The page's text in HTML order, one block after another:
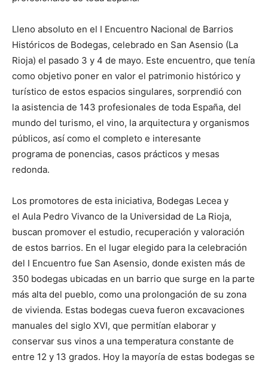
Lleno absoluto en el I Encuentro Nacional de Barrios
Históricos de Bodegas, celebrado en San Asensio (La
Rioja) el pasado 3 y 4 de mayo. Este encuentro, que tenía
como objetivo poner en valor el patrimonio histórico y
turístico de estos espacios singulares, sorprendió con
la asistencia de 143 profesionales de toda España, del
mundo del turismo, el vino, la arquitectura y organismos
públicos, así como el completo e interesante
programa de ponencias, casos prácticos y mesas
redonda.
Los promotores de esta iniciativa, Bodegas Lecea y
el Aula Pedro Vivanco de la Universidad de La Rioja,
buscan promover el estudio, recuperación y valoración
de estos barrios. En el lugar elegido para la celebración
del I Encuentro fue San Asensio, donde existen más de
350 bodegas ubicadas en un barrio que surge en la parte
más alta del pueblo, como una prolongación de su zona
de vivienda. Estas bodegas cueva fueron excavaciones
manuales del siglo XVI, que permitían elaborar y
conservar sus vinos a una temperatura constante de
entre 12 y 13 grados. Hoy la mayoría de estas bodegas se